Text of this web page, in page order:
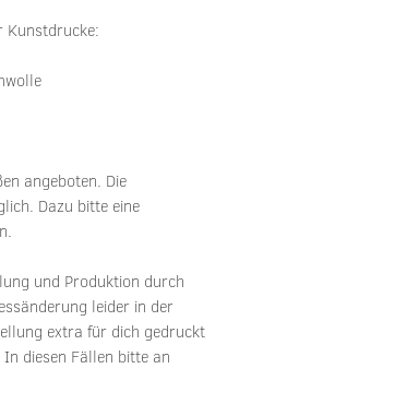
Kunstdrucke:
angeboten. Die
Dazu bitte eine
und Produktion durch
leider in der
extra für dich gedruckt
diesen Fällen bitte an